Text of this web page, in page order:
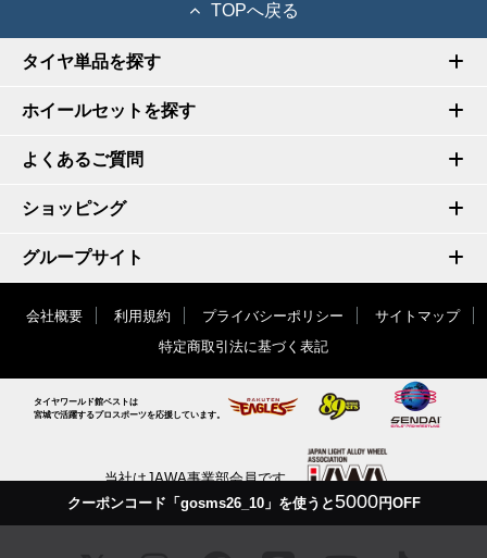
クーポンコード「gosms26_10」を使うと5000円OFF
TOPへ戻る
タイヤ単品を探す
ホイールセットを探す
よくあるご質問
ショッピング
グループサイト
会社概要 利用規約 プライバシーポリシー
サイトマップ
特定商取引法に基づく表記
タイヤワールド館ベストは
宮城で活躍するプロスポーツを応援しています。
当社はJAWA事業部会員です